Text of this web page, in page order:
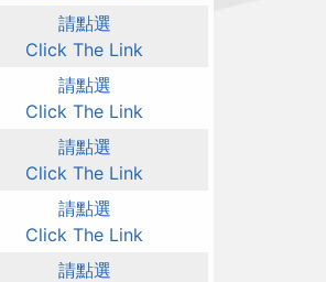
請點選
Click The Link
請點選
Click The Link
請點選
Click The Link
請點選
Click The Link
請點選